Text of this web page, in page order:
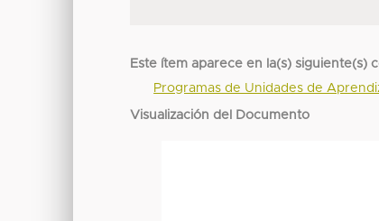
Este ítem aparece en la(s) siguiente(s)
Programas de Unidades de
Visualización del Documento